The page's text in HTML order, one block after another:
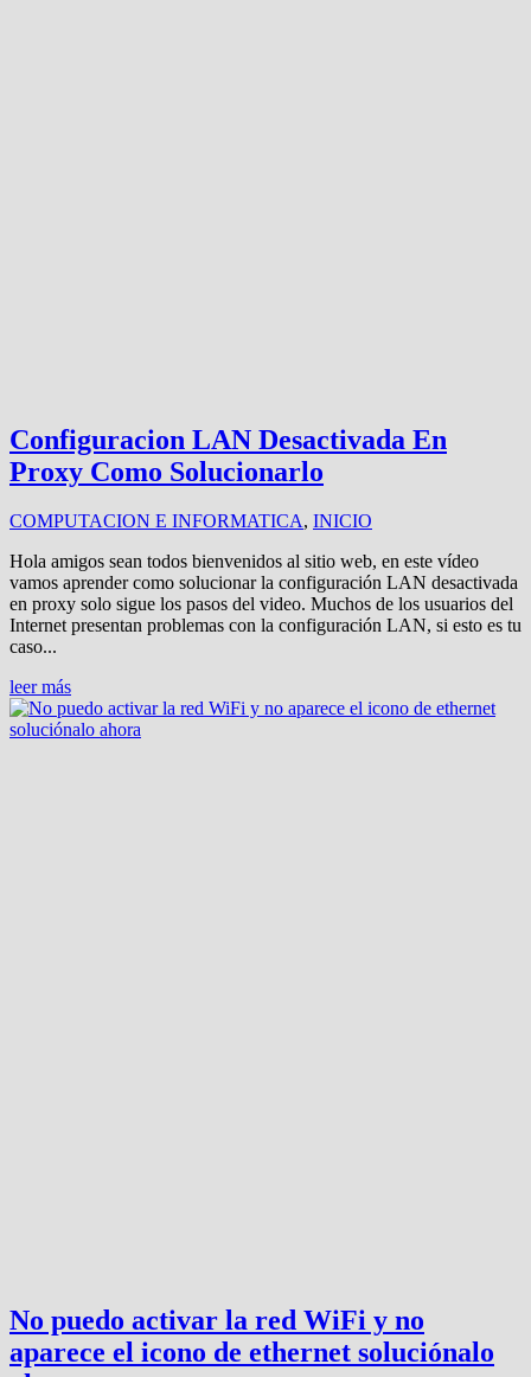
Configuracion LAN Desactivada En
Proxy Como Solucionarlo
COMPUTACION E INFORMATICA, INICIO
Hola amigos sean todos bienvenidos al sitio web, en este vídeo
vamos aprender como solucionar la configuración LAN desactivada
en proxy solo sigue los pasos del video. Muchos de los usuarios del
Internet presentan problemas con la configuración LAN, si esto es tu
caso...
leer más
No puedo activar la red WiFi y no
aparece el icono de ethernet soluciónalo